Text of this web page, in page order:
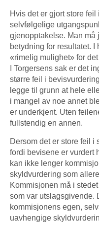
Hvis det er gjort store
selvfølgelige
gjenopptakelse. Man må
betydning for resultatet.
«rimelig mulighet» for
I Torgersens sak er det
større feil i
legge til grunn at hele
i mangel av noe annet
er underkjent. Uten
fullstendig en annen.
Dersom det er store feil i
fordi bevisene er vurdert
kan ikke lenger
skyldvurdering som
Kommisjonen må i
som var utslagsgivende.
kommisjonens egen,
uavhengige